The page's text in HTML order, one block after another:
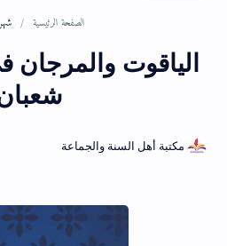
الصفحة الرئيسية
الياقوت